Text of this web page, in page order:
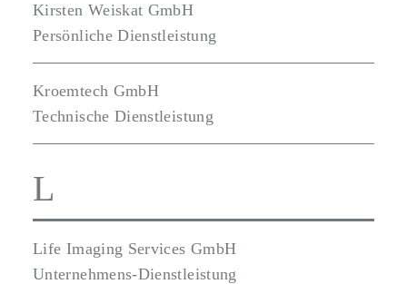
Kirsten Weiskat GmbH
Persönliche Dienstleistung
Kroemtech GmbH
Technische Dienstleistung
L
Life Imaging Services GmbH
Unternehmens-Dienstleistung